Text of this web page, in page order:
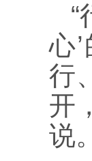
“
心
行
开
说。